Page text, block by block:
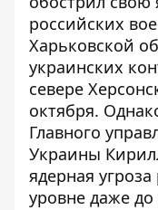
российских
Харьковской
украинских
севере
октября.
Главного
Украины
ядерная
уровне даже